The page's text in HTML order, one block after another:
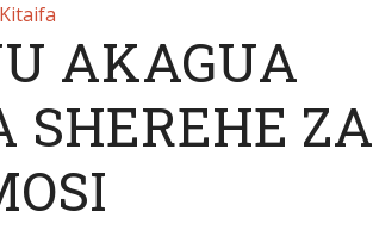
Kitaifa
AKAGUA
ZA